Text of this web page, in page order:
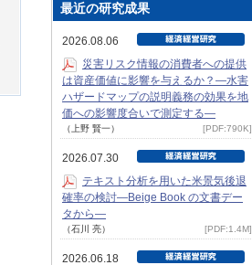
最近の研究成果
2026.08.06
災害リスク情報の消費者への提供
は資産価値に影響を与えるか？―水害
ハザードマップの説明義務の効果を地
価への影響度合いで測定する―
（上野 賢一） [PDF:790K]
2026.07.30
テキスト分析を用いた米景気後退
確率の検討―Beige Book の文書デー
タから―
（石川 亮） [PDF:1.4M]
2026.06.18